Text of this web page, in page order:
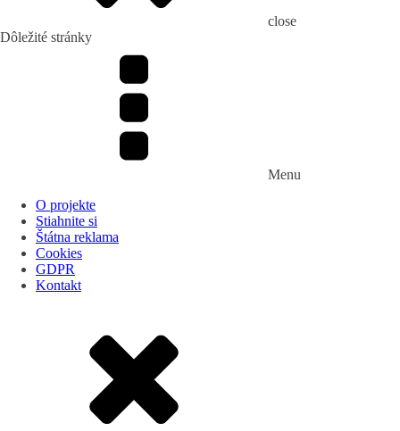
close
Dôležité stránky
Menu
O projekte
Stiahnite si
Štátna reklama
Cookies
GDPR
Kontakt